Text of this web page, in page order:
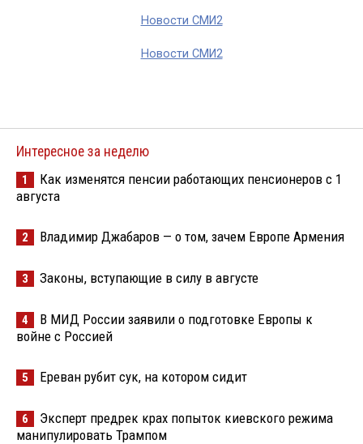
Новости СМИ2
Новости СМИ2
Интересное за неделю
1
Как изменятся пенсии работающих пенсионеров с 1
августа
2 Владимир Джабаров — о том, зачем Европе Армения
3 Законы, вступающие в силу в августе
4
В МИД России заявили о подготовке Европы к
войне с Россией
5 Ереван рубит сук, на котором сидит
6
Эксперт предрек крах попыток киевского режима
манипулировать Трампом